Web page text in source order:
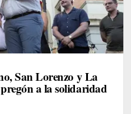
San Lorenzo y La
a la solidaridad